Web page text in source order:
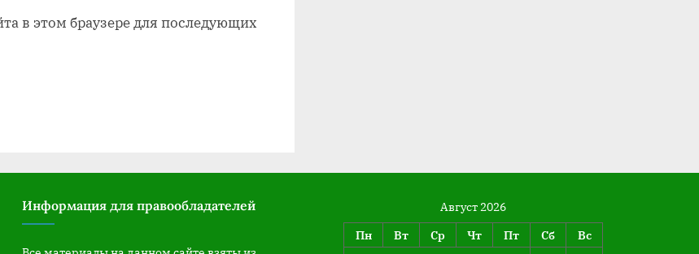
в этом браузере для последующих
Информация для правообладателей
Август 2026
Пн
Вт Ср Чт Пт Сб
Вс